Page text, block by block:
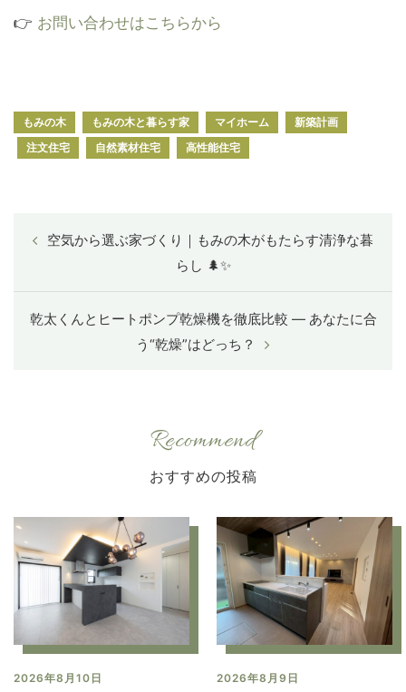
👉 お問い合わせはこちらから
もみの木 もみの木と暮らす家 マイホーム
新築計画
注文住宅
自然素材住宅 高性能住宅
空気から選ぶ家づくり｜もみの木がもたらす清浄な暮
らし 🌲✨
乾太くんとヒートポンプ乾燥機を徹底比較 — あなたに合
う“乾燥”はどっち？
Recommend
2026年8月10日 2026年8月9日